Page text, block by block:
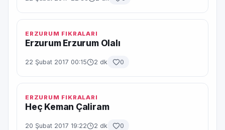
ERZURUM FIKRALARI
Erzurum Erzurum Olalı
22 Şubat 2017 00:15 2 dk 0
ERZURUM FIKRALARI
Heç Keman Çaliram
20 Şubat 2017 19:22 2 dk 0